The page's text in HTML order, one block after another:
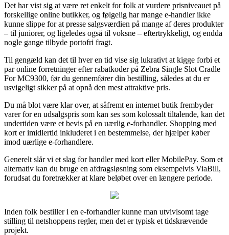
Det har vist sig at være ret enkelt for folk at vurdere prisniveauet på
forskellige online butikker, og følgelig har mange e-handler ikke
kunne slippe for at presse salgsværdien på mange af deres produkter
– til juniorer, og ligeledes også til voksne – eftertrykkeligt, og endda
nogle gange tilbyde portofri fragt.
Til gengæld kan det til hver en tid vise sig lukrativt at kigge forbi et
par online forretninger efter rabatkoder på Zebra Single Slot Cradle
For MC9300, før du gennemfører din bestilling, således at du er
usvigeligt sikker på at opnå den mest attraktive pris.
Du må blot være klar over, at såfremt en internet butik frembyder
varer for en udsalgspris som kan ses som kolossalt tiltalende, kan det
undertiden være et bevis på en uærlig e-forhandler. Shopping med
kort er imidlertid inkluderet i en bestemmelse, der hjælper køber
imod uærlige e-forhandlere.
Generelt slår vi et slag for handler med kort eller MobilePay. Som et
alternativ kan du bruge en afdragsløsning som eksempelvis ViaBill,
forudsat du foretrækker at klare beløbet over en længere periode.
Inden folk bestiller i en e-forhandler kunne man utvivlsomt tage
stilling til netshoppens regler, men det er typisk et tidskrævende
projekt.